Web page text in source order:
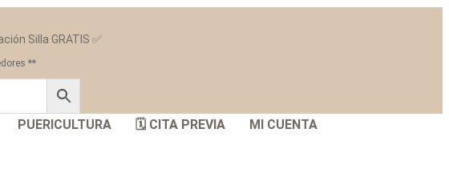
Silla GRATIS ✅
**
PUERICULTURA 🗓️ CITA PREVIA MI CUENTA